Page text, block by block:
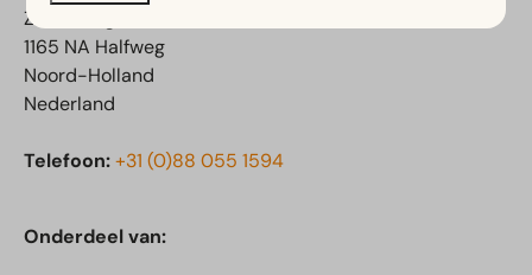
Zuiderweg 2
1165 NA Halfweg
Noord-Holland
Nederland
Telefoon:+31 (0)88 055 1594
Onderdeel van: